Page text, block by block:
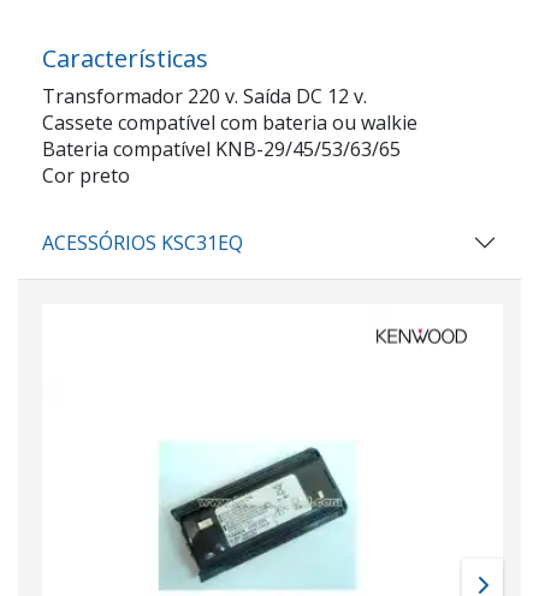
Características
Transformador 220 v. Saída DC 12 v.
Cassete compatível com bateria ou walkie
Bateria compatível KNB-29/45/53/63/65
Cor preto
ACESSÓRIOS KSC31EQ